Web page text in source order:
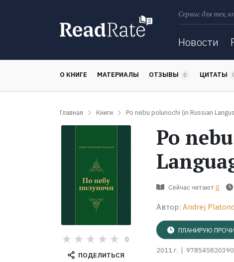
Сервис для тех,
Новости
О КНИГЕ МАТЕРИАЛЫ ОТЗЫВЫ 0 ЦИТАТЫ
Главная Книги Po nebu polunochi (in Russian
0
ПОДЕЛИТЬСЯ
Po
Сейчас читают 0
Автор: Andrej
ПЛАНИРУЮ
2011 г.